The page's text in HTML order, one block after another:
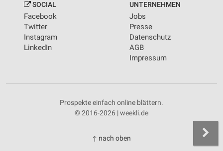
SOCIAL
Facebook
Twitter
Instagram
LinkedIn
UNTERNEHMEN
Jobs
Presse
Datenschutz
AGB
Impressum
Prospekte einfach online blättern.
© 2016-2026 | weekli.de
↑ nach oben